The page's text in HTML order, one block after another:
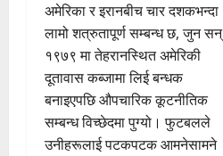
अमेरिका र इरानबीच चार दशकभन्दा
लामो शत्रुतापूर्ण सम्बन्ध छ, जुन सन्
१९७९ मा तेहरानस्थित अमेरिकी
दूतावास कब्जामा लिई बन्धक
बनाइएपछि औपचारिक कूटनीतिक
सम्बन्ध विच्छेदमा पुग्यो। फुटबलले
उनीहरूलाई पटकपटक आमनेसामने